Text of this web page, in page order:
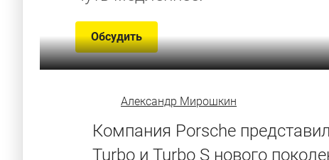
Обсудить
Александр Мирошкин
Компания Porsche
Turbo и Turbo S нового